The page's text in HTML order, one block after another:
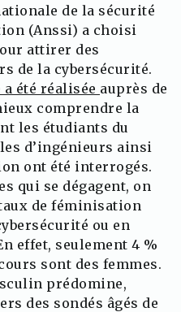
de la sécurité
(Anssi) a choisi
attirer des
de la cybersécurité.
a été réalisée auprès de
comprendre la
les étudiants du
d’ingénieurs ainsi
ont été interrogés.
qui se dégagent, on
de féminisation
ou en
effet, seulement 4 %
sont des femmes.
prédomine,
des sondés âgés de